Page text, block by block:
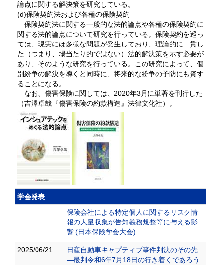
論点に関する解決策を研究している。
(d)保険契約法および各種の保険契約
保険契約法に関する一般的な法的論点や各種の保険契約に
関する法的論点について研究を行っている。保険契約を巡っ
ては、現実には多様な問題が発生しており、理論的に一貫し
た（つまり、場当たり的ではない）法的解決策を示す必要が
あり、そのような研究を行っている。この研究によって、個
別紛争の解決を導くと同時に、将来的な紛争の予防にも資す
ることになる。
なお、傷害保険に関しては、2020年3月に単著を刊行した
（吉澤卓哉『傷害保険の約款構造』法律文化社）。
学会発表
保険会社による特定個人に関するリスク情
報の大量収集が告知義務規整等に与える影
響 (日本保険学会大会)
2025/06/21
日産自動車キャプティブ事件判決のその先
―最判令和6年7月18日の行き着くであろう